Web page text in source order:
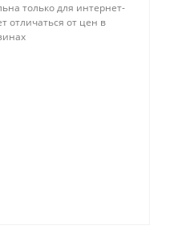
только для интернет-
отличаться от цен в